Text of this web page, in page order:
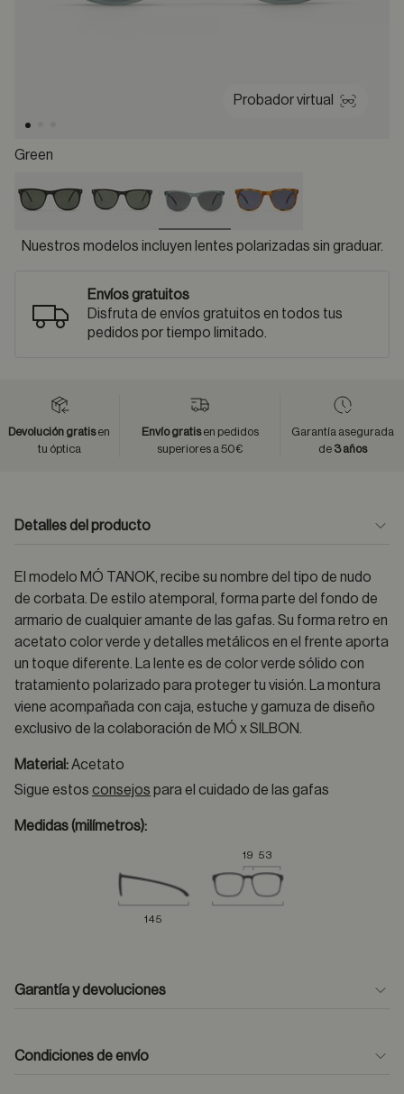
Probador virtual
Green
selected
Nuestros modelos incluyen lentes polarizadas sin graduar.
Envíos gratuitos
Disfruta de envíos gratuitos en todos tus
pedidos por tiempo limitado.
Devolución gratisen
tu óptica
Envío gratisen pedidos
superiores a 50€
Garantía asegurada
de 3 años
Detalles del producto
El modelo MÓ TANOK, recibe su nombre del tipo de nudo
de corbata. De estilo atemporal, forma parte del fondo de
armario de cualquier amante de las gafas. Su forma retro en
acetato color verde y detalles metálicos en el frente aporta
un toque diferente. La lente es de color verde sólido con
tratamiento polarizado para proteger tu visión. La montura
viene acompañada con caja, estuche y gamuza de diseño
exclusivo de la colaboración de MÓ x SILBON.
Material:Acetato
Sigue estos consejos para el cuidado de las gafas
Medidas (milímetros):
19 53
145
Garantía y devoluciones
Condiciones de envío